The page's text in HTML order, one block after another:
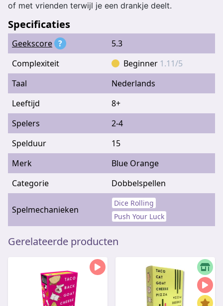
of met vrienden terwijl je een drankje deelt.
Specificaties
Geekscore ?
5.3
Complexiteit
Beginner 1.11/5
Taal
Nederlands
Leeftijd
8+
Spelers
2-4
Spelduur
15
Merk
Blue Orange
Categorie
Dobbelspellen
Spelmechanieken
Dice Rolling
Push Your Luck
Gerelateerde producten